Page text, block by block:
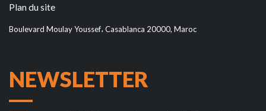
Plan du site
Boulevard Moulay Youssef، Casablanca 20000, Maroc
NEWSLETTER